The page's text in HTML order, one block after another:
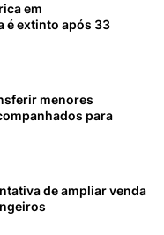
em
é extinto após 33
menores
para
de ampliar venda